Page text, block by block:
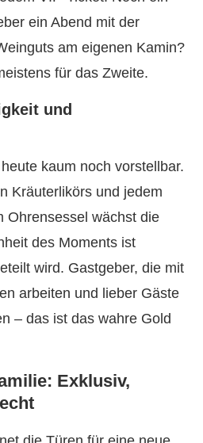
ein Abend mit der
am eigenen Kamin?
für das Zweite.
und
kaum noch vorstellbar.
Kräuterlikörs und jedem
Ohrensessel wächst die
des Moments ist
wird. Gastgeber, die mit
arbeiten und lieber Gäste
– das ist das wahre Gold
Exklusiv,